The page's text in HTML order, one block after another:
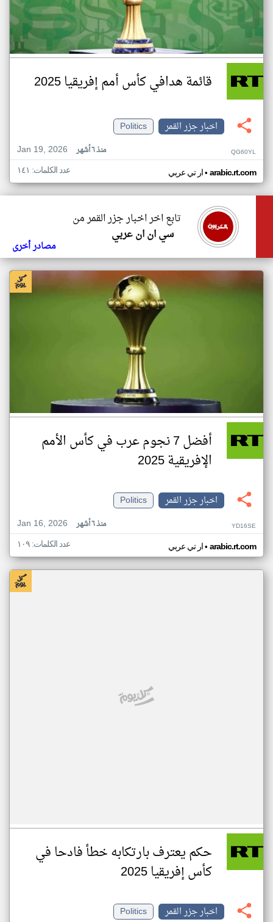
قائمة هدافي كأس أمم إفريقيا 2025
اخبار جزر القمر
Politics
Jan 19, 2026
منذ ٦ أشهر QG60YL
ار تي عربي• arabic.rt.com عدد الكلمات: ١٤١
تابع اخر اخبار جزر القمر من
سي ان ان عربي
مصادر أخرى
أفضل 7 نجوم عرب في كأس الأمم
الإفريقية 2025
اخبار جزر القمر
Politics
Jan 16, 2026
منذ ٦ أشهر YD16SE
ار تي عربي• arabic.rt.com عدد الكلمات: ١٠٩
حكم يعترف بارتكابه خطأ فادحا في
كأس إفريقيا 2025
اخبار جزر القمر
Politics